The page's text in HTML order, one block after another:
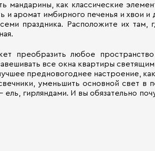
мандарины, как классические
аромат имбирного печенья и хвои
праздника. Расположите их там,
преобразить любое
все окна квартиры
предновогоднее настроение,
уменьшить основной свет в
гирляндами. И вы обязательно